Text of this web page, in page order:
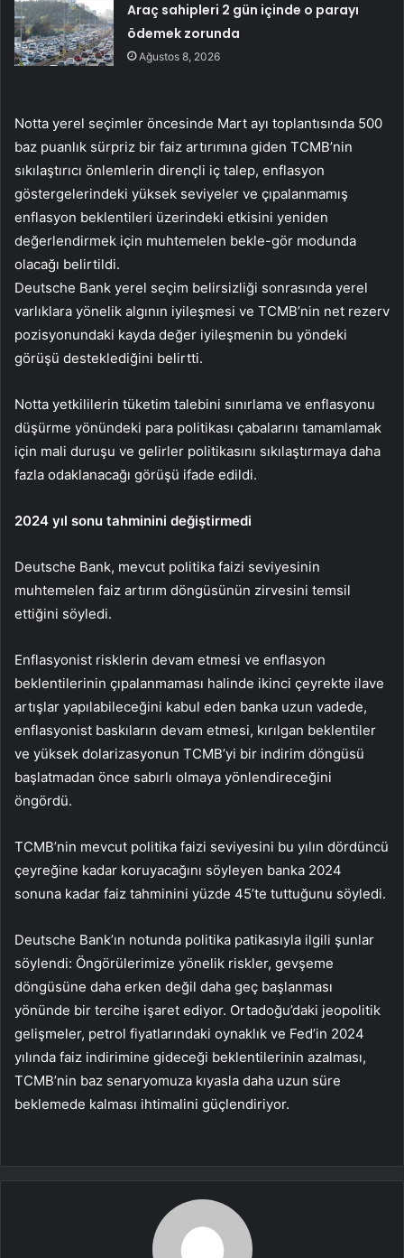
Araç sahipleri 2 gün içinde o parayı
ödemek zorunda
Ağustos 8, 2026
Notta yerel seçimler öncesinde Mart ayı toplantısında 500
baz puanlık sürpriz bir faiz artırımına giden TCMB’nin
sıkılaştırıcı önlemlerin dirençli iç talep, enflasyon
göstergelerindeki yüksek seviyeler ve çıpalanmamış
enflasyon beklentileri üzerindeki etkisini yeniden
değerlendirmek için muhtemelen bekle-gör modunda
olacağı belirtildi.
Deutsche Bank yerel seçim belirsizliği sonrasında yerel
varlıklara yönelik algının iyileşmesi ve TCMB’nin net rezerv
pozisyonundaki kayda değer iyileşmenin bu yöndeki
görüşü desteklediğini belirtti.
Notta yetkililerin tüketim talebini sınırlama ve enflasyonu
düşürme yönündeki para politikası çabalarını tamamlamak
için mali duruşu ve gelirler politikasını sıkılaştırmaya daha
fazla odaklanacağı görüşü ifade edildi.
2024 yıl sonu tahminini değiştirmedi
Deutsche Bank, mevcut politika faizi seviyesinin
muhtemelen faiz artırım döngüsünün zirvesini temsil
ettiğini söyledi.
Enflasyonist risklerin devam etmesi ve enflasyon
beklentilerinin çıpalanmaması halinde ikinci çeyrekte ilave
artışlar yapılabileceğini kabul eden banka uzun vadede,
enflasyonist baskıların devam etmesi, kırılgan beklentiler
ve yüksek dolarizasyonun TCMB’yi bir indirim döngüsü
başlatmadan önce sabırlı olmaya yönlendireceğini
öngördü.
TCMB’nin mevcut politika faizi seviyesini bu yılın dördüncü
çeyreğine kadar koruyacağını söyleyen banka 2024
sonuna kadar faiz tahminini yüzde 45’te tuttuğunu söyledi.
Deutsche Bank’ın notunda politika patikasıyla ilgili şunlar
söylendi: Öngörülerimize yönelik riskler, gevşeme
döngüsüne daha erken değil daha geç başlanması
yönünde bir tercihe işaret ediyor. Ortadoğu’daki jeopolitik
gelişmeler, petrol fiyatlarındaki oynaklık ve Fed’in 2024
yılında faiz indirimine gideceği beklentilerinin azalması,
TCMB’nin baz senaryomuza kıyasla daha uzun süre
beklemede kalması ihtimalini güçlendiriyor.